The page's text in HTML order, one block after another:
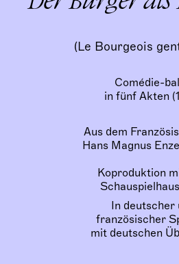
(Le Bourgeois
Comédie-
in fünf Akten
Aus dem
Hans Magnus
Koproduktion
In deutscher
französischer
mit deutschen